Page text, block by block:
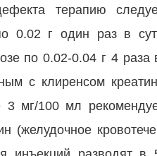
терапию
0.02 г один раз в
по 0.02-0.04 г 4
с клиренсом
3 мг/100 мл
(желудочное